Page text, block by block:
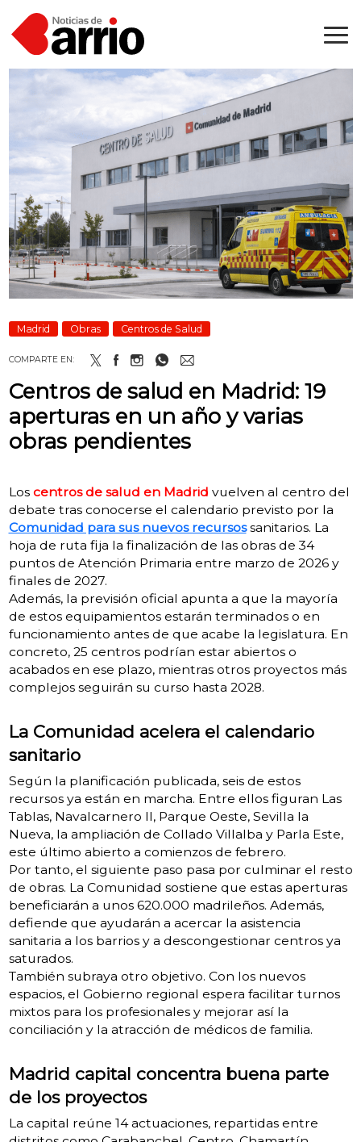
Madrid Obras Centros de Salud
COMPARTE EN:
Centros de salud en Madrid: 19
aperturas en un año y varias
obras pendientes
Los centros de salud en Madrid vuelven al centro del
debate tras conocerse el calendario previsto por la
Comunidad para sus nuevos recursossanitarios. La
hoja de ruta fija la finalización de las obras de 34
puntos de Atención Primaria entre marzo de 2026 y
finales de 2027.
Además, la previsión oficial apunta a que la mayoría
de estos equipamientos estarán terminados o en
funcionamiento antes de que acabe la legislatura. En
concreto, 25 centros podrían estar abiertos o
acabados en ese plazo, mientras otros proyectos más
complejos seguirán su curso hasta 2028.
La Comunidad acelera el calendario
sanitario
Según la planificación publicada, seis de estos
recursos ya están en marcha. Entre ellos figuran Las
Tablas, Navalcarnero II, Parque Oeste, Sevilla la
Nueva, la ampliación de Collado Villalba y Parla Este,
este último abierto a comienzos de febrero.
Por tanto, el siguiente paso pasa por culminar el resto
de obras. La Comunidad sostiene que estas aperturas
beneficiarán a unos 620.000 madrileños. Además,
defiende que ayudarán a acercar la asistencia
sanitaria a los barrios y a descongestionar centros ya
saturados.
También subraya otro objetivo. Con los nuevos
espacios, el Gobierno regional espera facilitar turnos
mixtos para los profesionales y mejorar así la
conciliación y la atracción de médicos de familia.
Madrid capital concentra buena parte
de los proyectos
La capital reúne 14 actuaciones, repartidas entre